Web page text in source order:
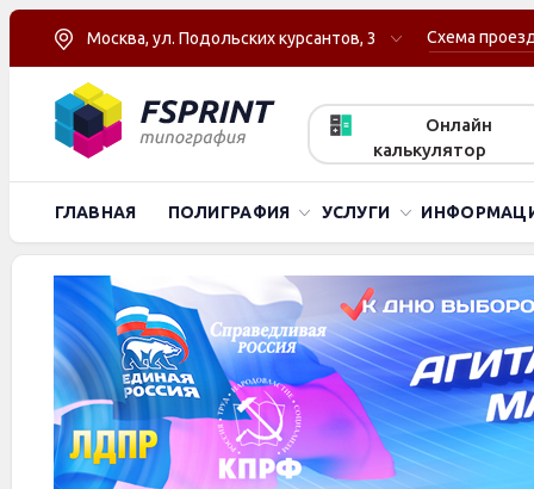
Москва, ул. Подольских курсантов, 3 Схема
Онлайн
калькулятор
ГЛАВНАЯ ПОЛИГРАФИЯ УСЛУГИ